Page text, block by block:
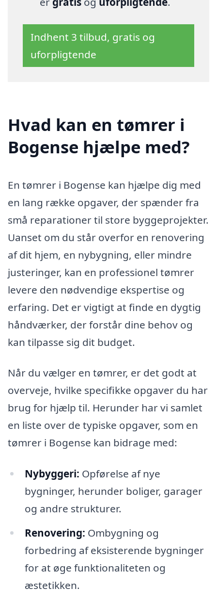
Indhent 3 tilbud, gratis og
uforpligtende
Hvad kan en tømrer i
Bogense hjælpe med?
En tømrer i Bogense kan hjælpe dig med
en lang række opgaver, der spænder fra
små reparationer til store byggeprojekter.
Uanset om du står overfor en renovering
af dit hjem, en nybygning, eller mindre
justeringer, kan en professionel tømrer
levere den nødvendige ekspertise og
erfaring. Det er vigtigt at finde en dygtig
håndværker, der forstår dine behov og
kan tilpasse sig dit budget.
Når du vælger en tømrer, er det godt at
overveje, hvilke specifikke opgaver du har
brug for hjælp til. Herunder har vi samlet
en liste over de typiske opgaver, som en
tømrer i Bogense kan bidrage med:
Nybyggeri: Opførelse af nye
bygninger, herunder boliger, garager
og andre strukturer.
Renovering: Ombygning og
forbedring af eksisterende bygninger
for at øge funktionaliteten og
æstetikken.